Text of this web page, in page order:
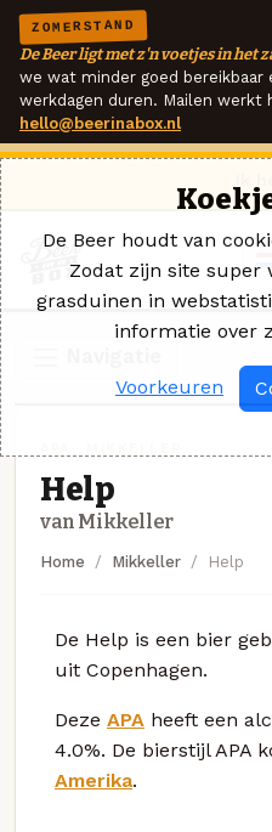
ZOMERSTAND
De Beer ligt met z'n voetjes in het
we wat minder goed bereikbaar
werkdagen duren. Mailen werkt
hello@beerinabox.nl
Help
van Mikkeller
Home Mikkeller Help
De Help is een bier
uit Copenhagen.
Deze APA heeft een
4.0%. De bierstijl APA
Amerika.
De Beer houdt van
Zodat zijn site super
grasduinen in
informatie over
Voorkeuren